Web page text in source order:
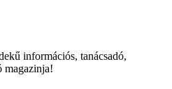
információs, tanácsadó,
magazinja!